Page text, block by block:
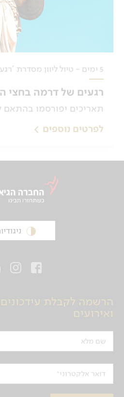
5 ימים - טיול ליוון מסדרת 'רגעים'
רגעים של דרמה בחצי
תאריכים יפורסמו בהתאם
לפרטים נוספים
הרשמה לקבלת עידכונים
ואירועים
שם מלא
דואר אלקטרוני